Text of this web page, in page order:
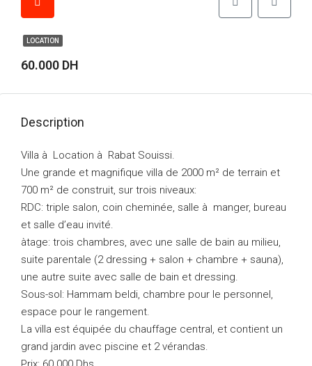
LOCATION
60.000 DH
Description
Villa à Location à Rabat Souissi.
Une grande et magnifique villa de 2000 m² de terrain et
700 m² de construit, sur trois niveaux:
RDC: triple salon, coin cheminée, salle à manger, bureau
et salle d’eau invité.
àtage: trois chambres, avec une salle de bain au milieu,
suite parentale (2 dressing + salon + chambre + sauna),
une autre suite avec salle de bain et dressing.
Sous-sol: Hammam beldi, chambre pour le personnel,
espace pour le rangement.
La villa est équipée du chauffage central, et contient un
grand jardin avec piscine et 2 vérandas.